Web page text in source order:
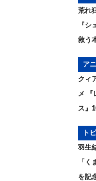
荒れ
『シ
救う
ア
クィ
メ 『
ス』
ト
羽生
「く
を記